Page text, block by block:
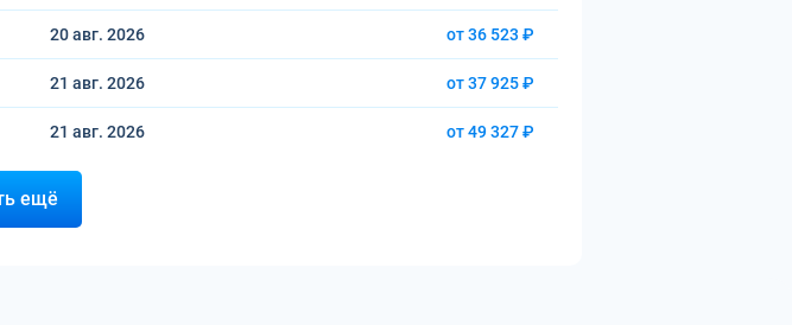
20 авг. 2026 от 36 523 ₽
21 авг. 2026 от 37 925 ₽
21 авг. 2026 от 49 327 ₽
ещё